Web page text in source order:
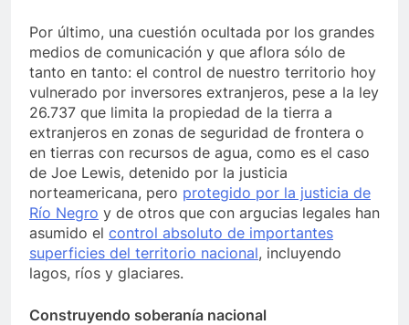
Por último, una cuestión ocultada por los grandes
medios de comunicación y que aflora sólo de
tanto en tanto: el control de nuestro territorio hoy
vulnerado por inversores extranjeros, pese a la ley
26.737 que limita la propiedad de la tierra a
extranjeros en zonas de seguridad de frontera o
en tierras con recursos de agua, como es el caso
de Joe Lewis, detenido por la justicia
norteamericana, pero protegido por la justicia de
Río Negro y de otros que con argucias legales han
asumido el control absoluto de importantes
superficies del territorio nacional, incluyendo
lagos, ríos y glaciares.
Construyendo soberanía nacional